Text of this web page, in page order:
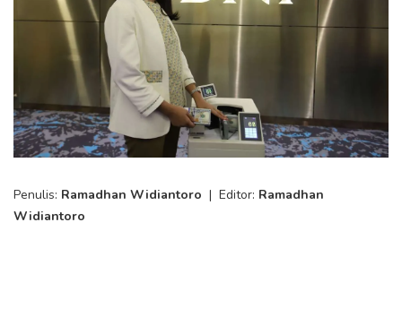
Penulis: Ramadhan Widiantoro | Editor: Ramadhan
Widiantoro